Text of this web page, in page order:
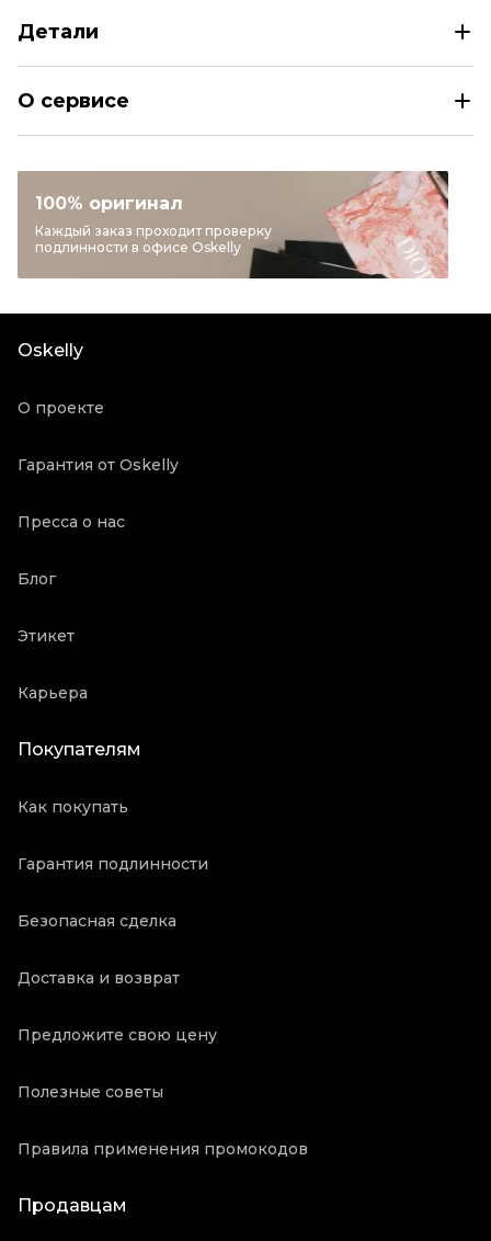
Детали
Категория
Бренд
DIESEL
Материал одежды
Кожа
Продавец
О сервисе
100% оригинал
Каждый заказ проходит проверку
подлинности в офисе Oskelly
Oskelly
О проекте
Гарантия от Oskelly
Пресса о нас
Блог
Этикет
Карьера
Покупателям
Как покупать
Гарантия подлинности
Безопасная сделка
Доставка и возврат
Предложите свою цену
Полезные советы
Правила применения промокодов
Продавцам